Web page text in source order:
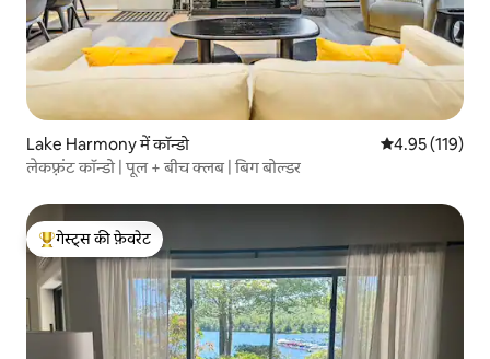
Lake Harmony में कॉन्डो औसत रेटिंग 5 में से
4.95 (119)
लेकफ़्रंट कॉन्डो | पूल + बीच क्लब | बिग बोल्डर
गेस्ट्स का टॉप फ़ेवरेट
गेस्ट्स की फ़ेवरेट